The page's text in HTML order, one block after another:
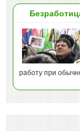
работу при